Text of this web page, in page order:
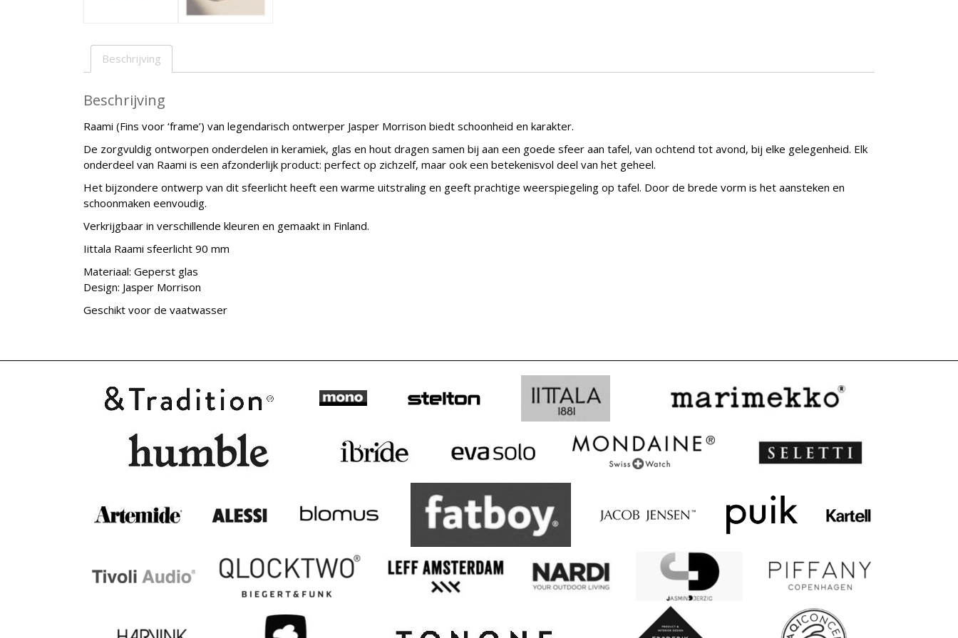
Beschrijving
Beschrijving
Raami (Fins voor ‘frame’) van legendarisch ontwerper Jasper Morrison biedt schoonheid en karakter.
De zorgvuldig ontworpen onderdelen in keramiek, glas en hout dragen samen bij aan een goede sfeer aan tafel, van ochtend tot avond, bij elke gelegenheid. Elk
onderdeel van Raami is een afzonderlijk product: perfect op zichzelf, maar ook een betekenisvol deel van het geheel.
Het bijzondere ontwerp van dit sfeerlicht heeft een warme uitstraling en geeft prachtige weerspiegeling op tafel. Door de brede vorm is het aansteken en
schoonmaken eenvoudig.
Verkrijgbaar in verschillende kleuren en gemaakt in Finland.
Iittala Raami sfeerlicht 90 mm
Materiaal: Geperst glas
Design: Jasper Morrison
Geschikt voor de vaatwasser